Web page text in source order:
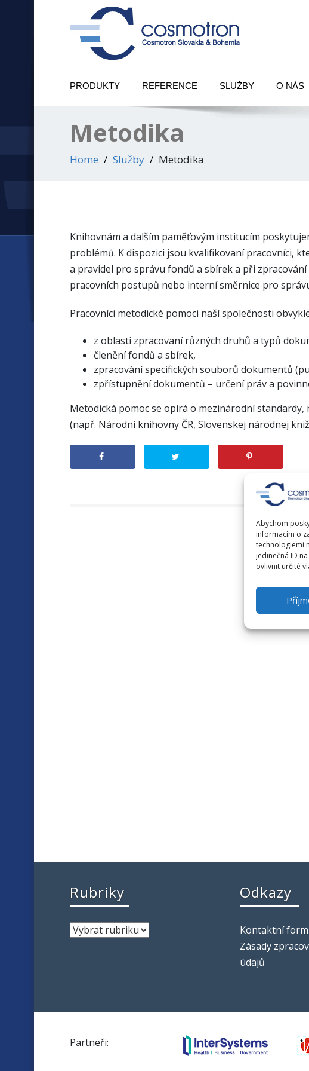
Abychom
informacím o
technologiemi
jedinečná ID
ovlivnit určité
PRODUKTY REFERENCE SLUŽBY O NÁS
Metodika
Home Služby Metodika
Knihovnám a dalším paměťovým institucím
problémů. K dispozici jsou kvalifikovaní pracovníci,
a pravidel pro správu fondů a sbírek a při
pracovních postupů nebo interní směrnice pro
Pracovníci metodické pomoci naší společnosti
z oblasti zpracovaní různých druhů a typů
členění fondů a sbírek,
zpracování specifických souborů dokumentů
zpřístupnění dokumentů – určení práv a
Metodická pomoc se opírá o mezinárodní
(např. Národní knihovny ČR, Slovenskej národnej
Rubriky Odkazy
Kontaktní
Zásady
údajů
Partneři: